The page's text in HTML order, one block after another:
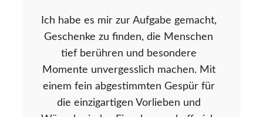
Ich habe es mir zur Aufgabe gemacht,
Geschenke zu finden, die Menschen
tief berühren und besondere
Momente unvergesslich machen. Mit
einem fein abgestimmten Gespür für
die einzigartigen Vorlieben und